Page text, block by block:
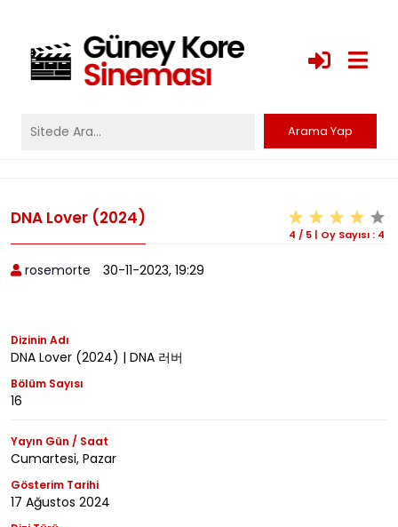
DNA Lover (2024)
4 / 5| Oy Sayısı : 4
rosemorte 30-11-2023, 19:29
Dizinin Adı
DNA Lover (2024) | DNA 러버
Bölüm Sayısı
16
Yayın Gün / Saat
Cumartesi, Pazar
Gösterim Tarihi
17 Ağustos 2024